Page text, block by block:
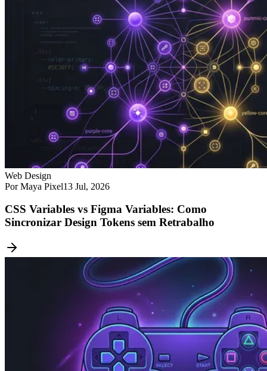
Web Design
Por Maya Pixel13 Jul, 2026
CSS Variables vs Figma Variables: Como
Sincronizar Design Tokens sem Retrabalho